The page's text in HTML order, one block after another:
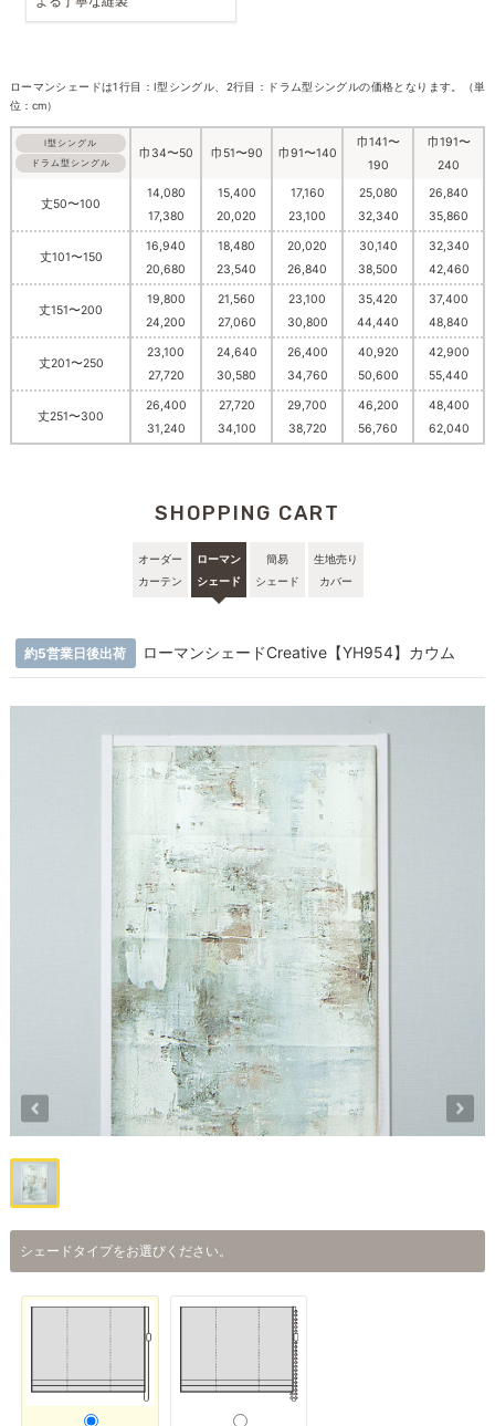
ローマンシェードは1行目：I型シングル、2行目：ドラム型シングルの価格となります。（単
位：cm）
I型シングル
ドラム型シングル
巾34〜50 巾51〜90 巾91〜140
巾141〜
190
巾191〜
240
丈50〜100
14,080
17,380
15,400
20,020
17,160
23,100
25,080
32,340
26,840
35,860
丈101〜150
16,940
20,680
18,480
23,540
20,020
26,840
30,140
38,500
32,340
42,460
丈151〜200
19,800
24,200
21,560
27,060
23,100
30,800
35,420
44,440
37,400
48,840
丈201〜250
23,100
27,720
24,640
30,580
26,400
34,760
40,920
50,600
42,900
55,440
丈251〜300
26,400
31,240
27,720
34,100
29,700
38,720
46,200
56,760
48,400
62,040
SHOPPING CART
オーダー
カーテン
ローマン
シェード
簡易
シェード
生地売り
カバー
約5営業日後出荷 ローマンシェードCreative【YH954】カウム
シェードタイプをお選びください。